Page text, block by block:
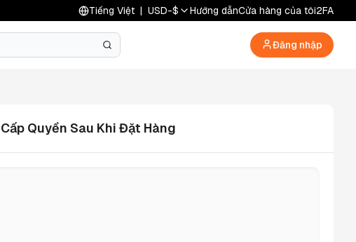
Tiếng Việt | USD-$ Hướng dẫnCửa hàng của tôi2FA
Đăng nhập
Quyền Sau Khi Đặt Hàng